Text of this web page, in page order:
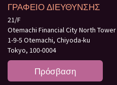
ΓΡΑΦΕΙΟ ΔΙΕΥΘΥΝΣΗΣ
21/F
Otemachi Financial City North Tower
1-9-5 Otemachi, Chiyoda-ku
Tokyo, 100-0004
Πρόσβαση